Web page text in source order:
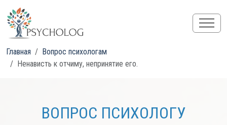
Главная
Вопрос психологам
Ненависть к отчиму, непринятие его.
ВОПРОС ПСИХОЛОГУ